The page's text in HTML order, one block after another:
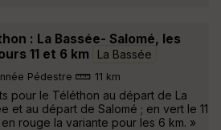
: La Bassée- Salomé, les
11 et 6 km
La Bassée
Pédestre 11 km
pour le Téléthon au départ de La
et au départ de Salomé ; en vert le 11
rouge la variante pour les 6 km. »